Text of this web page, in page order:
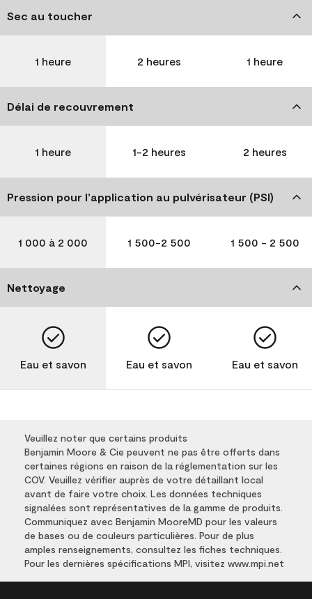
Sec au toucher
1 heure 2 heures 1 heure
Délai de recouvrement
1 heure 1-2 heures 2 heures
Pression pour l’application au pulvérisateur (PSI)
1 000 à 2 000 1 500-2 500 1 500 - 2 500
Nettoyage
Eau et savon Eau et savon Eau et savon
Veuillez noter que certains produits
Benjamin Moore & Cie peuvent ne pas être offerts dans
certaines régions en raison de la réglementation sur les
COV. Veuillez vérifier auprès de votre détaillant local
avant de faire votre choix. Les données techniques
signalées sont représentatives de la gamme de produits.
Communiquez avec Benjamin MooreMD pour les valeurs
de bases ou de couleurs particulières. Pour de plus
amples renseignements, consultez les fiches techniques.
Pour les dernières spécifications MPI, visitez www.mpi.net